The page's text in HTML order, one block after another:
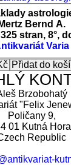
Mertz Bernd A.
stran, 8°,
Varia
Brzobohatý
"Felix
Poličany 9,
01 Kutná
Republic